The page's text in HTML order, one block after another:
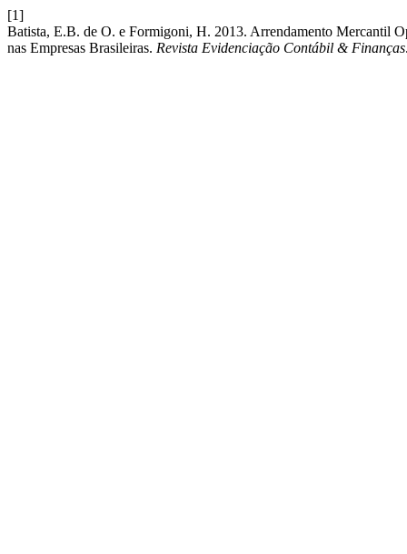
[1]
Batista, E.B. de O. e Formigoni, H. 2013. Arrendamento Mercantil
nas Empresas Brasileiras. Revista Evidenciação Contábil & Finanças